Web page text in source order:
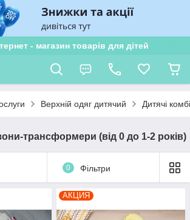
- магазин товарів для дітей
Верхній одяг дитячий Дитячі
трансформери (від 0 до 1-2 років)
0 Фільтри
АКЦИЯ